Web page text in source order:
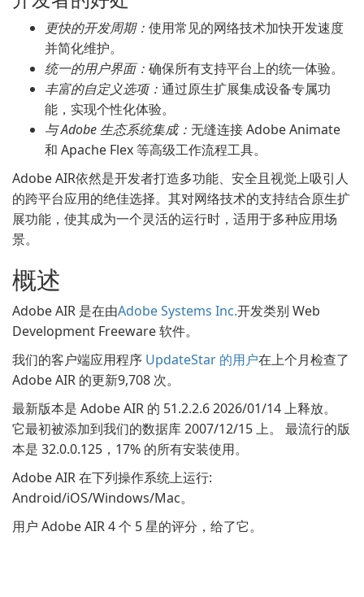
更快的开发周期： 使用常见的网络技术加快开发速度
并简化维护。
统一的用户界面： 确保所有支持平台上的统一体验。
丰富的自定义选项： 通过原生扩展集成设备专属功
能，实现个性化体验。
与 Adobe 生态系统集成： 无缝连接 Adobe Animate
和 Apache Flex 等高级工作流程工具。
Adobe AIR依然是开发者打造多功能、安全且视觉上吸引人
的跨平台应用的绝佳选择。其对网络技术的支持结合原生扩
展功能，使其成为一个灵活的运行时，适用于多种应用场
景。
概述
Adobe AIR 是在由Adobe Systems Inc.开发类别 Web
Development Freeware 软件。
我们的客户端应用程序 UpdateStar 的用户在上个月检查了
Adobe AIR 的更新9,708 次。
最新版本是 Adobe AIR 的 51.2.2.6 2026/01/14 上释放。
它最初被添加到我们的数据库 2007/12/15 上。 最流行的版
本是 32.0.0.125，17% 的所有安装使用。
Adobe AIR 在下列操作系统上运行:
Android/iOS/Windows/Mac。
用户 Adobe AIR 4 个 5 星的评分，给了它。